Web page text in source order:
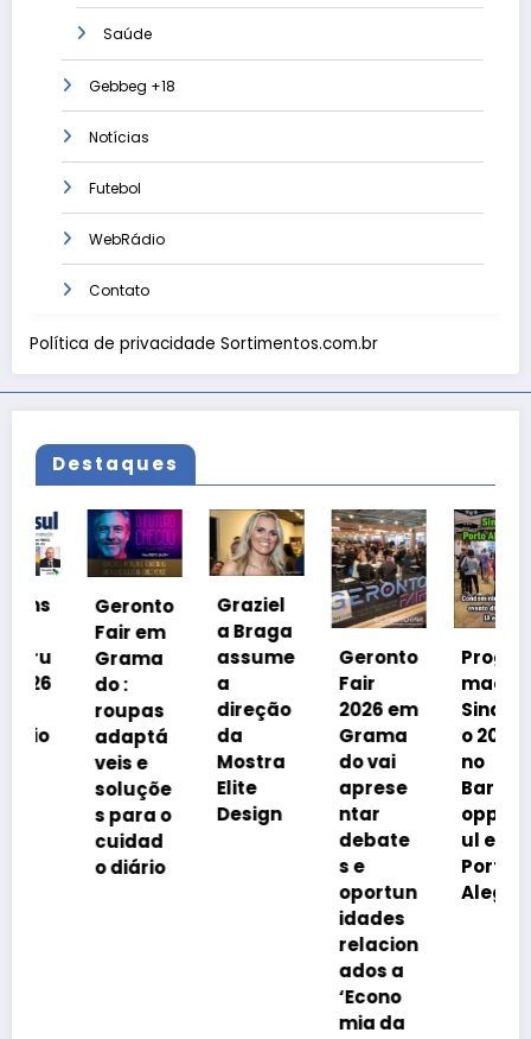
Saúde
Gebbeg +18
Notícias
Futebol
WebRádio
Contato
Política de privacidade Sortimentos.com.br
Destaques
Geronto
Fair em
Grama
do :
roupas
adaptá
veis e
soluçõe
s para o
cuidad
o diário
Graziel
a Braga
assume
direção
da
Mostra
Elite
Design
Geronto
2026 em
Grama
do vai
aprese
debate
oportun
idades
relacion
ados a
‘Econo
mia da
Progra
mação
SindExp
o 2026
BarraSh
oppingS
ul em
Alegre